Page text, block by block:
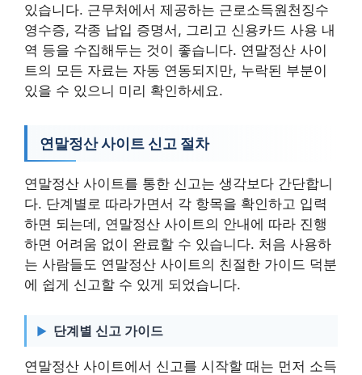
있습니다. 근무처에서 제공하는 근로소득원천징수
영수증, 각종 납입 증명서, 그리고 신용카드 사용 내
역 등을 수집해두는 것이 좋습니다. 연말정산 사이
트의 모든 자료는 자동 연동되지만, 누락된 부분이
있을 수 있으니 미리 확인하세요.
연말정산 사이트 신고 절차
연말정산 사이트를 통한 신고는 생각보다 간단합니
다. 단계별로 따라가면서 각 항목을 확인하고 입력
하면 되는데, 연말정산 사이트의 안내에 따라 진행
하면 어려움 없이 완료할 수 있습니다. 처음 사용하
는 사람들도 연말정산 사이트의 친절한 가이드 덕분
에 쉽게 신고할 수 있게 되었습니다.
단계별 신고 가이드
연말정산 사이트에서 신고를 시작할 때는 먼저 소득